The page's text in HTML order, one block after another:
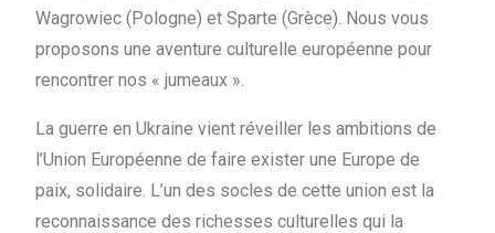
Wagrowiec (Pologne) et Sparte (Grèce). Nous vous
proposons une aventure culturelle européenne pour
rencontrer nos « jumeaux ».
La guerre en Ukraine vient réveiller les ambitions de
l’Union Européenne de faire exister une Europe de
paix, solidaire. L’un des socles de cette union est la
reconnaissance des richesses culturelles qui la